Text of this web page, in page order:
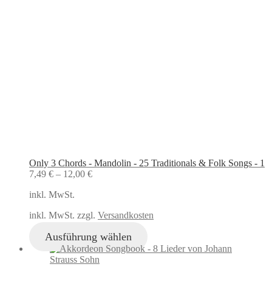
Only 3 Chords - Mandolin - 25 Traditionals & Folk Songs - 1
7,49 € – 12,00 €
inkl. MwSt.
inkl. MwSt. zzgl. Versandkosten
Ausführung wählen